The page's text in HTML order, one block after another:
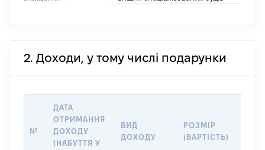
2. Доходи, у тому числі подарунки
№
ДАТА
ОТРИМАННЯ
ДОХОДУ
(НАБУТТЯ У
ВИД
ДОХОДУ
РОЗМІР
(ВАРТІСТЬ)